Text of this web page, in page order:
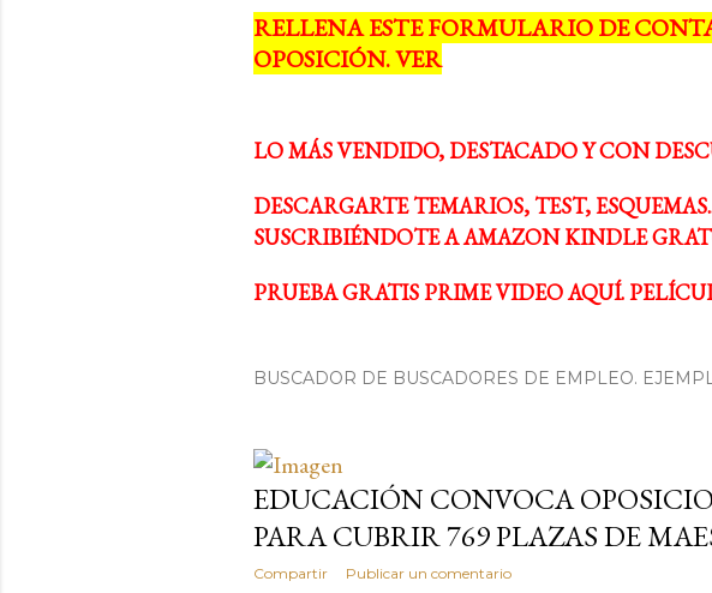
a
a
s
RELLENA ESTE FORMULARIO DE
OPOSICIÓN. VER
LO MÁS VENDIDO, DESTACADO Y CON
DESCARGARTE TEMARIOS, TEST,
SUSCRIBIÉNDOTE A AMAZON KINDLE
PRUEBA GRATIS PRIME VIDEO AQUÍ.
BUSCADOR DE BUSCADORES DE EMPLEO.
EDUCACIÓN CONVOCA
PARA CUBRIR 769 PLAZAS DE
Compartir Publicar un comentario